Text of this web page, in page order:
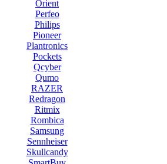
Orient
Perfeo
Philips
Pioneer
Plantronics
Pockets
Qcyber
Qumo
RAZER
Redragon
Ritmix
Rombica
Samsung
Sennheiser
Skullcandy